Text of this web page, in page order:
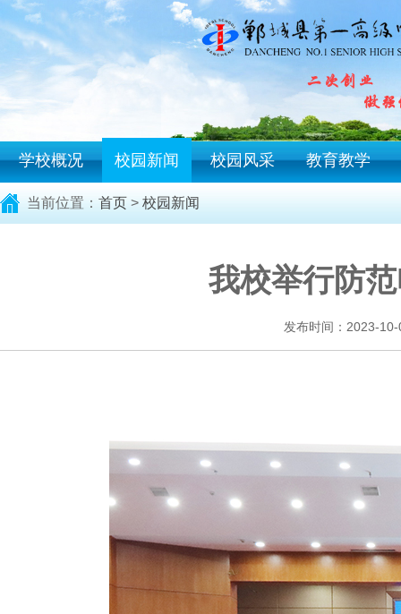
学校概况 校园新闻 校园风采 教育教学
当前位置： 首页 > 校园新闻
我校举行防
发布时间：2023-